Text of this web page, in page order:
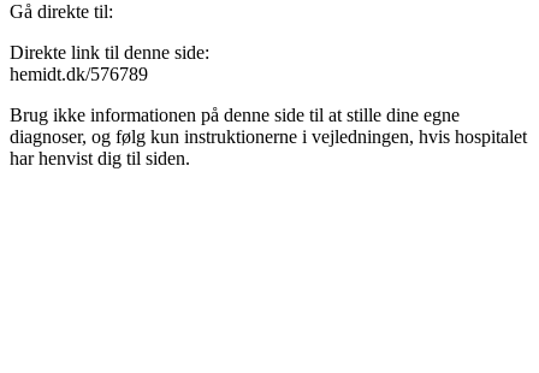
Gå direkte til:
Direkte link til denne side:
hemidt.dk/576789
Brug ikke informationen på denne side til at stille dine egne
diagnoser, og følg kun instruktionerne i vejledningen, hvis hospitalet
har henvist dig til siden.